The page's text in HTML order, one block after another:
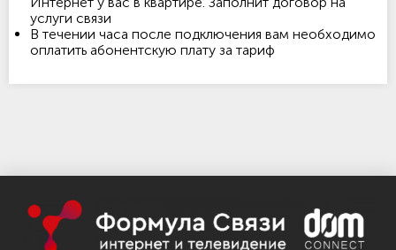
услуги связи
В течении часа после подключения вам необходимо
оплатить абонентскую плату за тариф